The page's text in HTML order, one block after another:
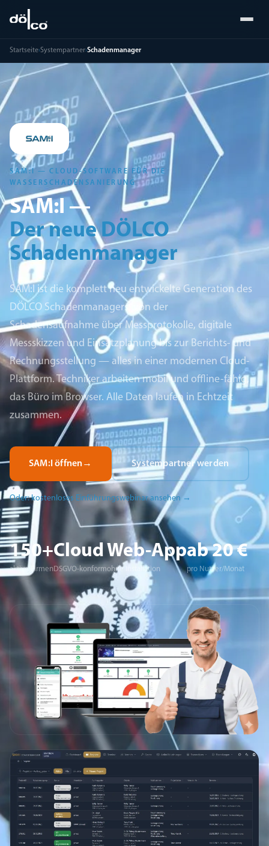
Startseite›Systempartner›Schadenmanager
SAM:I — CLOUD-SOFTWARE FÜR DIE
WASSERSCHADENSANIERUNG
SAM:I —
Der neue DÖLCO
Schadenmanager
SAM:I ist die komplett neu entwickelte Generation des
DÖLCO Schadenmanagers: von der
Schadensaufnahme über Messprotokolle, digitale
Messskizzen und Einsatzplanung bis zur Berichts- und
Rechnungsstellung — alles in einer modernen Cloud-
Plattform. Techniker arbeiten mobil und offline-fähig,
das Büro im Browser. Alle Daten laufen in Echtzeit
zusammen.
SAM:I öffnen→ Systempartner werden
Oder: kostenloses Einführungswebinar ansehen →
150+
aktive Firmen
Cloud
DSGVO-konform
Web-App
ohne Installation
ab 20 €
pro Nutzer/Monat